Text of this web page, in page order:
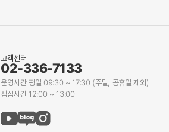
고객센터
02-336-7133
운영시간 평일 09:30 ~ 17:30 (주말, 공휴일 제외)
점심시간 12:00 ~ 13:00